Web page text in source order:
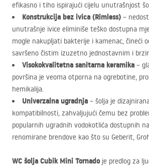
efikasno i tiho ispirajući cijelu unutrašnjost
Konstrukcija bez ivica (Rimless) –
unutrašnje ivice eliminiše teško dostupna
mogle nakupljati bakterije i kamenac, čineći
savršeno čistim izuzetno jednostavnim i
Visokokvalitetna sanitarna keramika –
površina je veoma otporna na ogrebotine,
hemikalija.
Univerzalna ugradnja – šolja je
kompatibilnosti, zahvaljujući čemu bez
popularnih ugradnih vodokotlića dostupnih
renomirane brendove kao što su Geberit,
WC šolja Cubik Mini Tornadoje predlog za